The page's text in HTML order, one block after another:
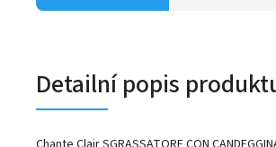
Detailní popis